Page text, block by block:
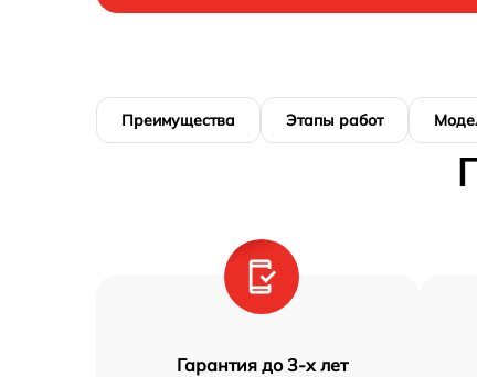
Преимущества Этапы работ
Гарантия до 3-х лет